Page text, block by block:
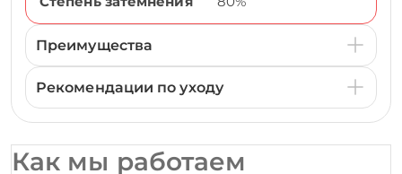
Преимущества
Рекомендации по уходу
Как мы работаем